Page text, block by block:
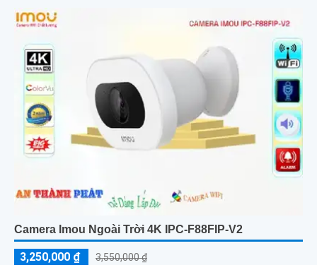
Camera Imou Ngoài Trời 4K IPC-F88FIP-V2
3,250,000 ₫ 3,550,000 ₫